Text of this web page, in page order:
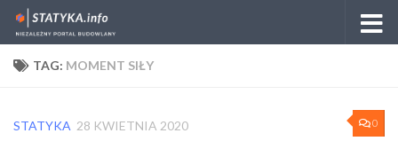
Skip to content
TAG: MOMENT SIŁY
0
STATYKA 28 KWIETNIA 2020